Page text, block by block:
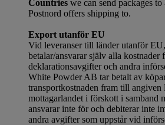
Countries we can send packages
Postnord offers shipping to.
Export utanför EU
Vid leveranser till länder utanför
betalar/ansvarar själv alla
deklarationsavgifter och andra
White Powder AB tar betalt av
transportkostnaden fram till angiven
mottagarlandet i förskott i samband
ansvarar inte för och debiterar inte
andra avgifter som uppstår vid